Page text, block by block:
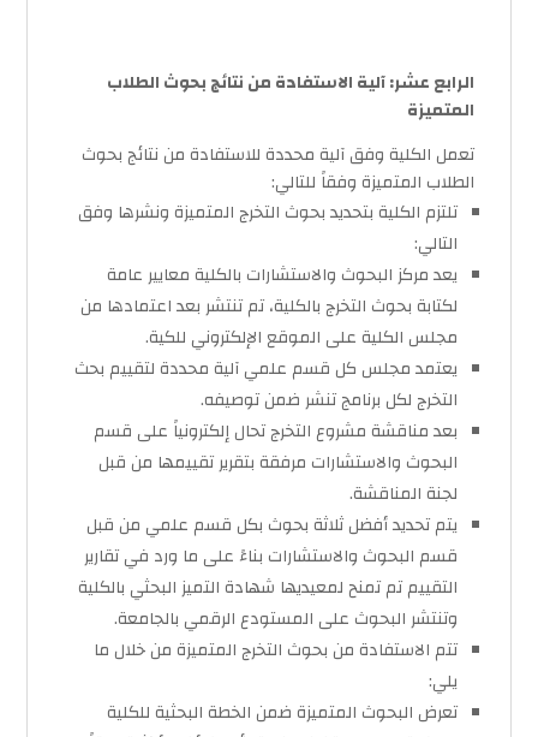
الرابع عشر: آلية الاستفادة من نتائج بحوث الطلاب
المتميزة
تعمل الكلية وفق آلية محددة للاستفادة من نتائج بحوث
الطلاب المتميزة وفقاً للتالي:
تلتزم الكلية بتحديد بحوث التخرج المتميزة ونشرها وفق
التالي:
يعد مركز البحوث والاستشارات بالكلية معايير عامة
لكتابة بحوث التخرج بالكلية، تم تنتشر بعد اعتمادها من
مجلس الكلية على الموقع الإلكتروني للكية.
يعتمد مجلس كل قسم علمي آلية محددة لتقييم بحث
التخرج لكل برنامج تنشر ضمن توصيفه.
بعد مناقشة مشروع التخرج تحال إلكترونياً على قسم
البحوث والاستشارات مرفقة بتقرير تقييمها من قبل
لجنة المناقشة.
يتم تحديد أفضل ثلاثة بحوث بكل قسم علمي من قبل
قسم البحوث والاستشارات بناءً على ما ورد في تقارير
التقييم تم تمنح لمعيديها شهادة التميز البحثي بالكلية
وتنتشر البحوث على المستودع الرقمي بالجامعة.
تتم الاستفادة من بحوث التخرج المتميزة من خلال ما
يلي:
تعرض البحوث المتميزة ضمن الخطة البحثية للكلية